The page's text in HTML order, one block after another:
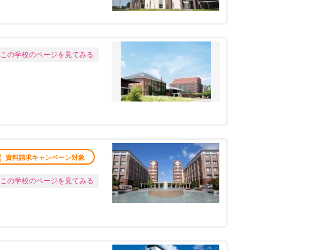
この学校のページを見てみる
資料請求キャンペーン対象
この学校のページを見てみる